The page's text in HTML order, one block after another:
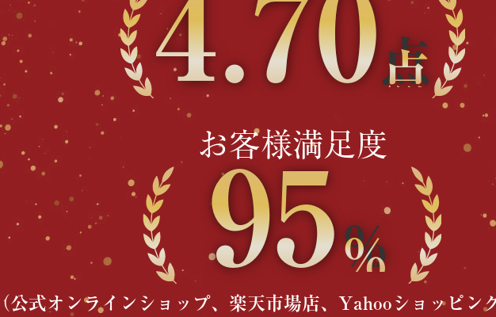
4.70点
お客様満足度
95％
（公式オンラインショップ、楽天市場店、Yahooショッピン